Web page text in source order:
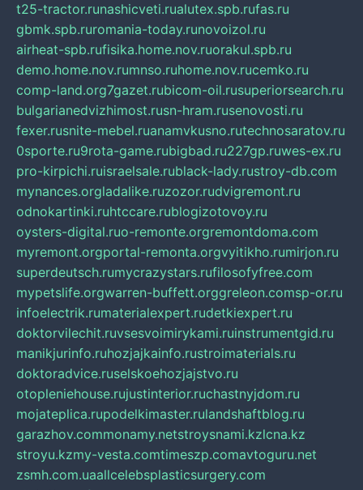
t25-tractor.runashicveti.rualutex.spb.rufas.ru
gbmk.spb.ruromania-today.runovoizol.ru
airheat-spb.rufisika.home.nov.ruorakul.spb.ru
demo.home.nov.rumnso.ruhome.nov.rucemko.ru
comp-land.org7gazet.rubicom-oil.rusuperiorsearch.ru
bulgarianedvizhimost.rusn-hram.rusenovosti.ru
fexer.rusnite-mebel.ruanamvkusno.rutechnosaratov.ru
0sporte.ru9rota-game.rubigbad.ru227gp.ruwes-ex.ru
pro-kirpichi.ruisraelsale.rublack-lady.rustroy-db.com
mynances.orgladalike.ruzozor.rudvigremont.ru
odnokartinki.ruhtccare.rublogizotovoy.ru
oysters-digital.ruo-remonte.orgremontdoma.com
myremont.orgportal-remonta.orgvyitikho.rumirjon.ru
superdeutsch.rumycrazystars.rufilosofyfree.com
mypetslife.orgwarren-buffett.orggreleon.comsp-or.ru
infoelectrik.rumaterialexpert.rudetkiexpert.ru
doktorvilechit.ruvsesvoimirykami.ruinstrumentgid.ru
manikjurinfo.ruhozjajkainfo.rustroimaterials.ru
doktoradvice.ruselskoehozjajstvo.ru
otopleniehouse.rujustinterior.ruchastnyjdom.ru
mojateplica.rupodelkimaster.rulandshaftblog.ru
garazhov.commonamy.netstroysnami.kzlcna.kz
stroyu.kzmy-vesta.comtimeszp.comavtoguru.net
zsmh.com.uaallcelebsplasticsurgery.com